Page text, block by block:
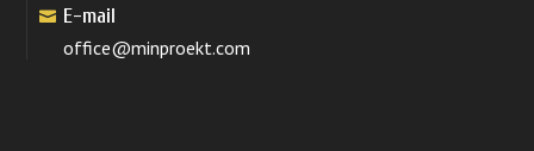
E-mail
office@minproekt.com